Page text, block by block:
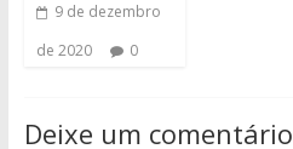
9 de dezembro
de 2020
0
Deixe um comentário